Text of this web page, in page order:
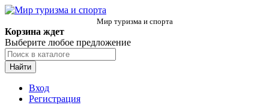
Мир туризма и спорта
Корзина ждет
Выберите любое предложение
Найти
Вход
Регистрация